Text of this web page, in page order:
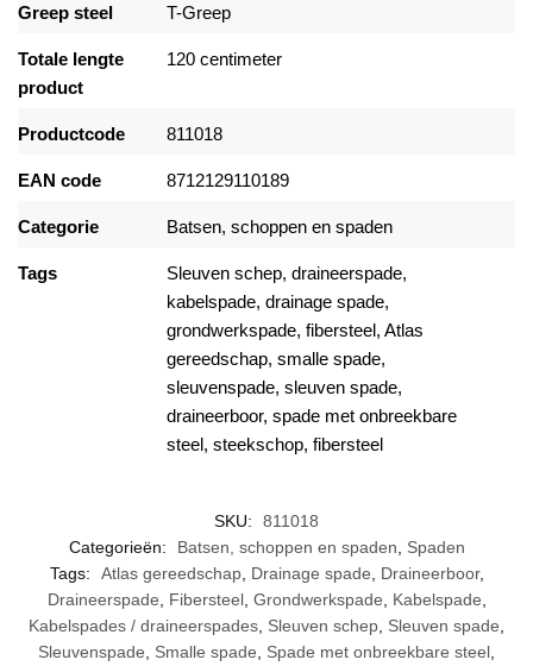
Greep steel T-Greep
Totale lengte
product
120 centimeter
Productcode 811018
EAN code 8712129110189
Categorie Batsen, schoppen en spaden
Tags Sleuven schep, draineerspade,
kabelspade, drainage spade,
grondwerkspade, fibersteel, Atlas
gereedschap, smalle spade,
sleuvenspade, sleuven spade,
draineerboor, spade met onbreekbare
steel, steekschop, fibersteel
SKU:
811018
Categorieën:
Batsen, schoppen en spaden
Spaden
Tags:
Atlas gereedschap, Drainage spade Draineerboor,
Draineerspade
Fibersteel, Grondwerkspade Kabelspade
Kabelspades / draineerspades Sleuven schep Sleuven spade
Sleuvenspade
Smalle spade Spade met onbreekbare steel